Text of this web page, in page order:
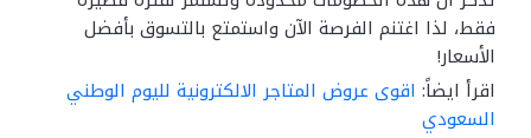
فقط، لذا اغتنم الفرصة الآن واستمتع بالتسوق بأفضل
الأسعار!
اقرأ ايضاً: اقوى عروض المتاجر الالكترونية لليوم الوطني
السعودي